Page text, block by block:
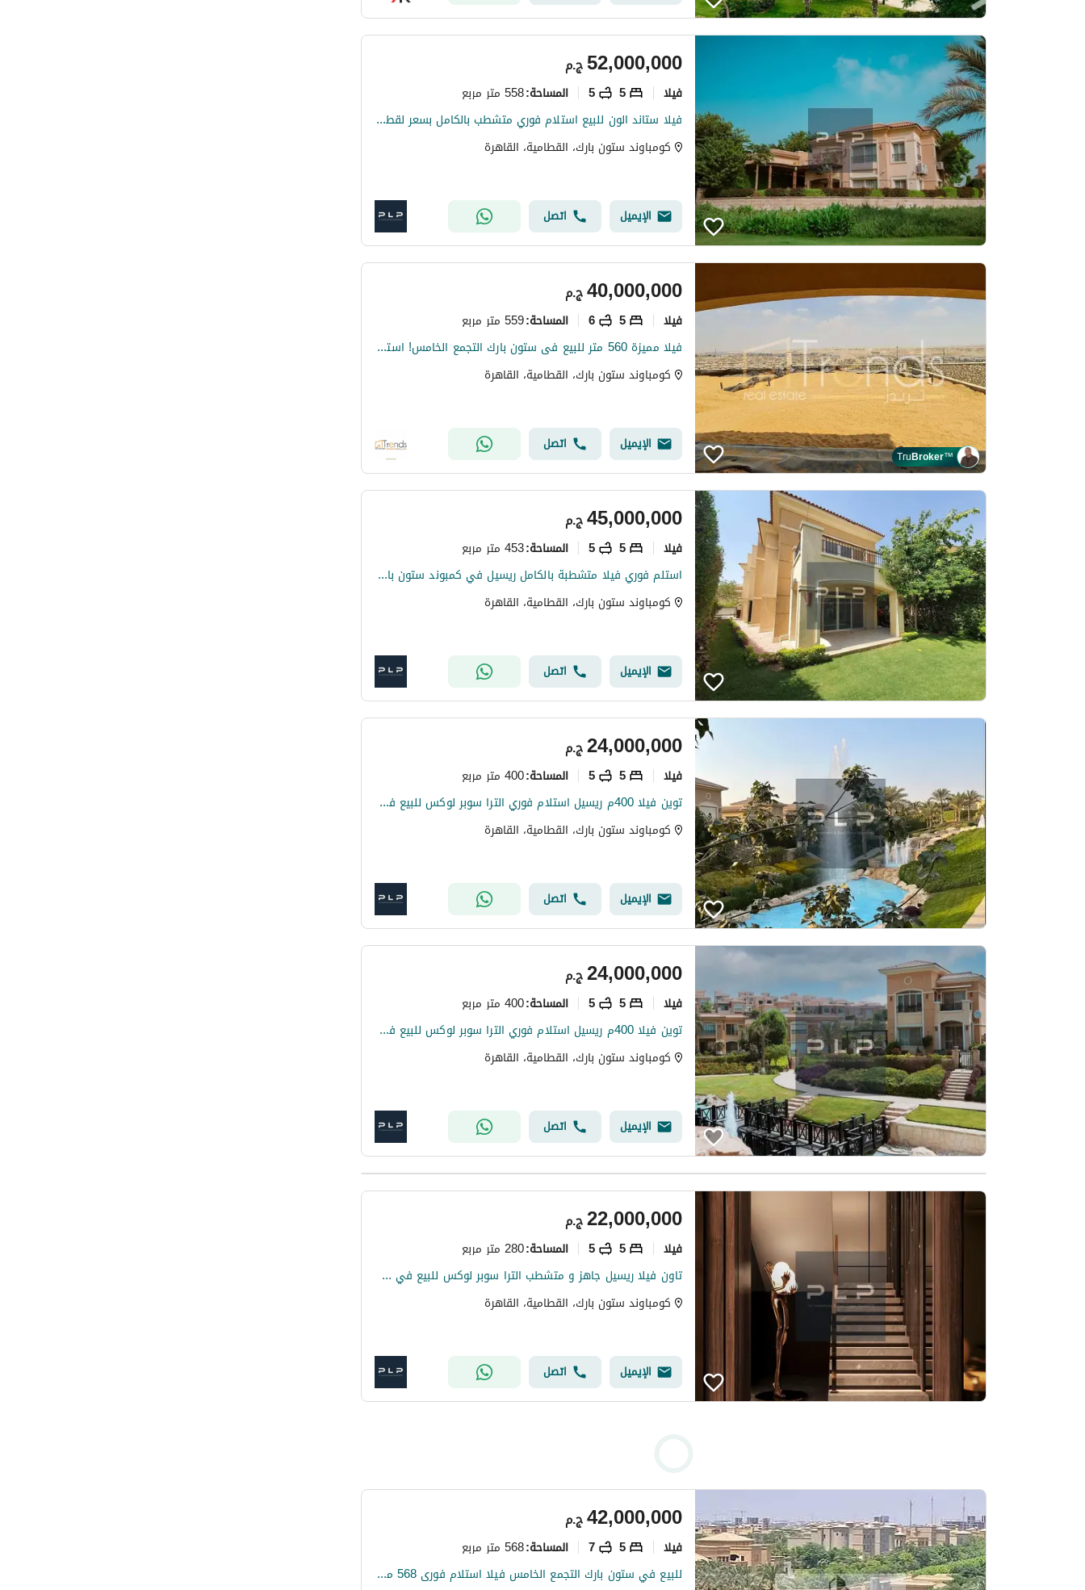
ج.م52,000,000
فیلا 5
5 المساحة:558 متر مربع
فيلا ستاند الون للبيع استلام فوري متشطب بالكامل بسعر لقطه في كمبوند ستون بارك stone park
كومباوند ستون بارك، القطامية، القاهرة
الإيميل اتصل
TruBroker™
ج.م40,000,000
فیلا 5
6 المساحة:559 متر مربع
فيلا مميزة 560 متر للبيع فى ستون بارك التجمع الخامس! استلام فورى ! 4 أدوار ! تطل على فيو مفتوح
كومباوند ستون بارك، القطامية، القاهرة
الإيميل اتصل
ج.م45,000,000
فیلا 5
5 المساحة:453 متر مربع
استلم فوري فيلا متشطبة بالكامل ريسيل في كمبوند ستون بارك التجمع Stone Park New Cairo
كومباوند ستون بارك، القطامية، القاهرة
الإيميل اتصل
ج.م24,000,000
فیلا 5
5 المساحة:400 متر مربع
توين فيلا 400م ريسيل استلام فوري الترا سوبر لوكس للبيع في ستون بارك التجمع الخامس Stone Park New Cairo
كومباوند ستون بارك، القطامية، القاهرة
الإيميل اتصل
ج.م24,000,000
فیلا 5
5 المساحة:400 متر مربع
توين فيلا 400م ريسيل استلام فوري الترا سوبر لوكس للبيع في ستون بارك التجمع الخامس Stone Park New Cairo
كومباوند ستون بارك، القطامية، القاهرة
الإيميل اتصل
ج.م22,000,000
فیلا 5
5 المساحة:280 متر مربع
تاون فيلا ريسيل جاهز و متشطب الترا سوبر لوكس للبيع في ستون بارك التجمع الخامس Stone Park New Cairo
كومباوند ستون بارك، القطامية، القاهرة
الإيميل اتصل
ج.م42,000,000
فیلا 5
7 المساحة:568 متر مربع
للبيع في ستون بارك التجمع الخامس فيلا استلام فورى 568 متر Standalone Villa موقع مميز فى القاهرة الجديدة